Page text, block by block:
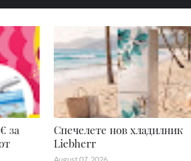
за
Спечелете нов хладилник
Liebherr